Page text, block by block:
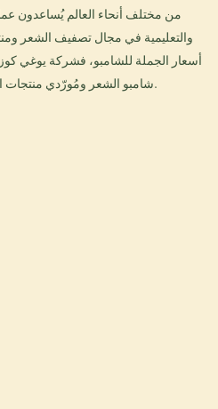
من مختلف أنحاء العالم يُساعدون
والتعليمية في مجال تصفيف الشعر
أسعار الجملة للشامبو، فشركة يوغي
شامبو الشعر ومُورّدي منتجات العناية بالشعر المُخصصة.